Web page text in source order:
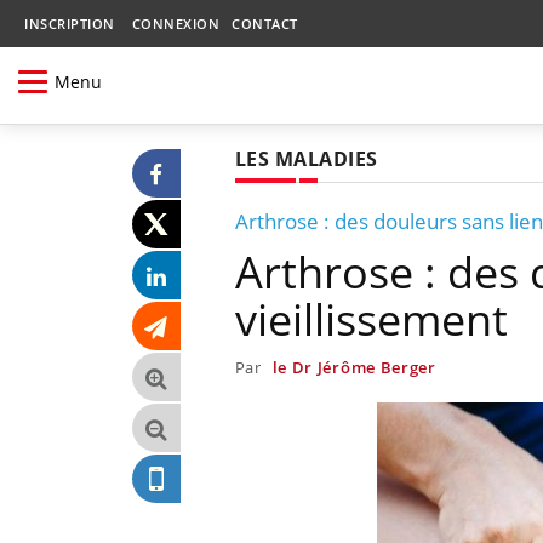
INSCRIPTION CONNEXION CONTACT
Menu
LES MALADIES
Arthrose : des douleurs sans
Arthrose : des
vieillissement
Par le Dr Jérôme Berger